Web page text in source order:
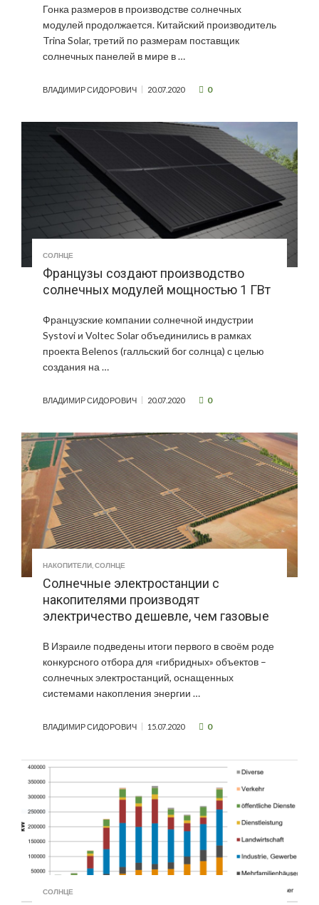
Гонка размеров в производстве солнечных
модулей продолжается. Китайский производитель
Trina Solar, третий по размерам поставщик
солнечных панелей в мире в …
ВЛАДИМИР СИДОРОВИЧ 20.07.2020 0
СОЛНЦЕ
Французы создают производство
солнечных модулей мощностью 1 ГВт
Французские компании солнечной индустрии
Systovi и Voltec Solar объединились в рамках
проекта Belenos (галльский бог солнца) с целью
создания на …
ВЛАДИМИР СИДОРОВИЧ 20.07.2020 0
НАКОПИТЕЛИ СОЛНЦЕ
Солнечные электростанции с
накопителями производят
электричество дешевле, чем газовые
В Израиле подведены итоги первого в своём роде
конкурсного отбора для «гибридных» объектов –
солнечных электростанций, оснащенных
системами накопления энергии …
ВЛАДИМИР СИДОРОВИЧ 15.07.2020 0
СОЛНЦЕ